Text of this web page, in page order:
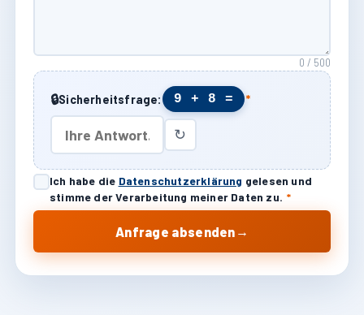
0 / 500
🔒Sicherheitsfrage: 9 + 8 = *
↻
Ich habe die Datenschutzerklärung gelesen und
stimme der Verarbeitung meiner Daten zu. *
Anfrage absenden →